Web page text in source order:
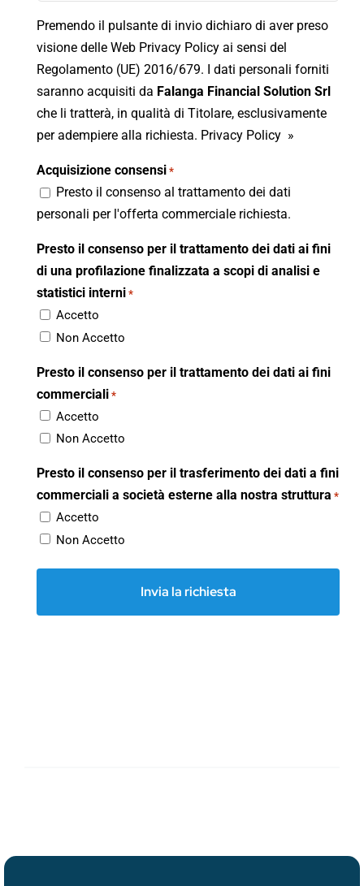
Premendo il pulsante di invio dichiaro di aver preso
visione delle Web Privacy Policyai sensi del
Regolamento (UE) 2016/679. I dati personali forniti
saranno acquisiti da Falanga Financial Solution Srl
che li tratterà, in qualità di Titolare, esclusivamente
per adempiere alla richiesta. Privacy Policy »
Acquisizione consensi *
Presto il consenso al trattamento dei dati
personali per l'offerta commerciale richiesta.
Presto il consenso per il trattamento dei dati ai fini
di una profilazione finalizzata a scopi di analisi e
statistici interni *
Accetto
Non Accetto
Presto il consenso per il trattamento dei dati ai fini
commerciali *
Accetto
Non Accetto
Presto il consenso per il trasferimento dei dati a fini
commerciali a società esterne alla nostra struttura *
Accetto
Non Accetto